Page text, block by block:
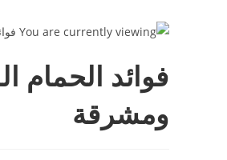
فوائد الحمام
ومشرقة